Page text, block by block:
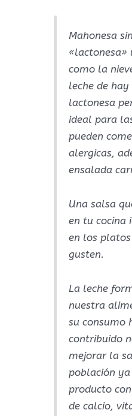
Mahonesa
«lactonesa»
como la
leche de
lactonesa
ideal para
pueden
alergicas,
ensalada
Una salsa
en tu cocina
en los
gusten.
La leche
nuestra
su consumo
contribuido
mejorar la
población
producto
de calcio,